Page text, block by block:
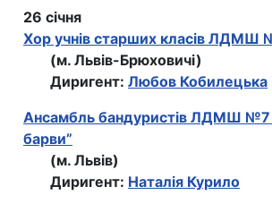
26 січня
Хор учнів старших класів ЛДМШ
(м. Львів-Брюховичі)
Диригент: Любов Кобилецька
Ансамбль бандуристів ЛДМШ №7
барви”
(м. Львів)
Диригент: Наталія Курило